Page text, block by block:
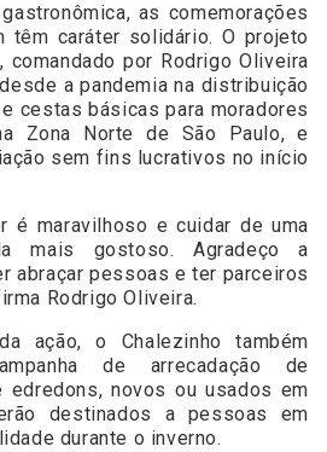
as comemorações
têm caráter solidário. O projeto
comandado por Rodrigo Oliveira
a pandemia na distribuição
cestas básicas para moradores
Zona Norte de São Paulo, e
sem fins lucrativos no início
é maravilhoso e cuidar de uma
mais gostoso. Agradeço a
abraçar pessoas e ter parceiros
Rodrigo Oliveira.
ação, o Chalezinho também
de arrecadação de
edredons, novos ou usados em
destinados a pessoas em
durante o inverno.